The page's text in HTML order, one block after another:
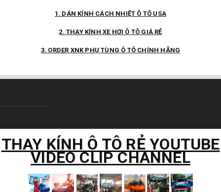
1. DÁN KÍNH CÁCH NHIỆT Ô TÔ USA
2. THAY KÍNH XE HƠI Ô TÔ GIÁ RẺ
3. ORDER XNK PHỤ TÙNG Ô TÔ CHÍNH HÃNG
...............................
THAY KÍNH Ô TÔ RẺ YOUTUBE
VIDEO CLIP CHANNEL